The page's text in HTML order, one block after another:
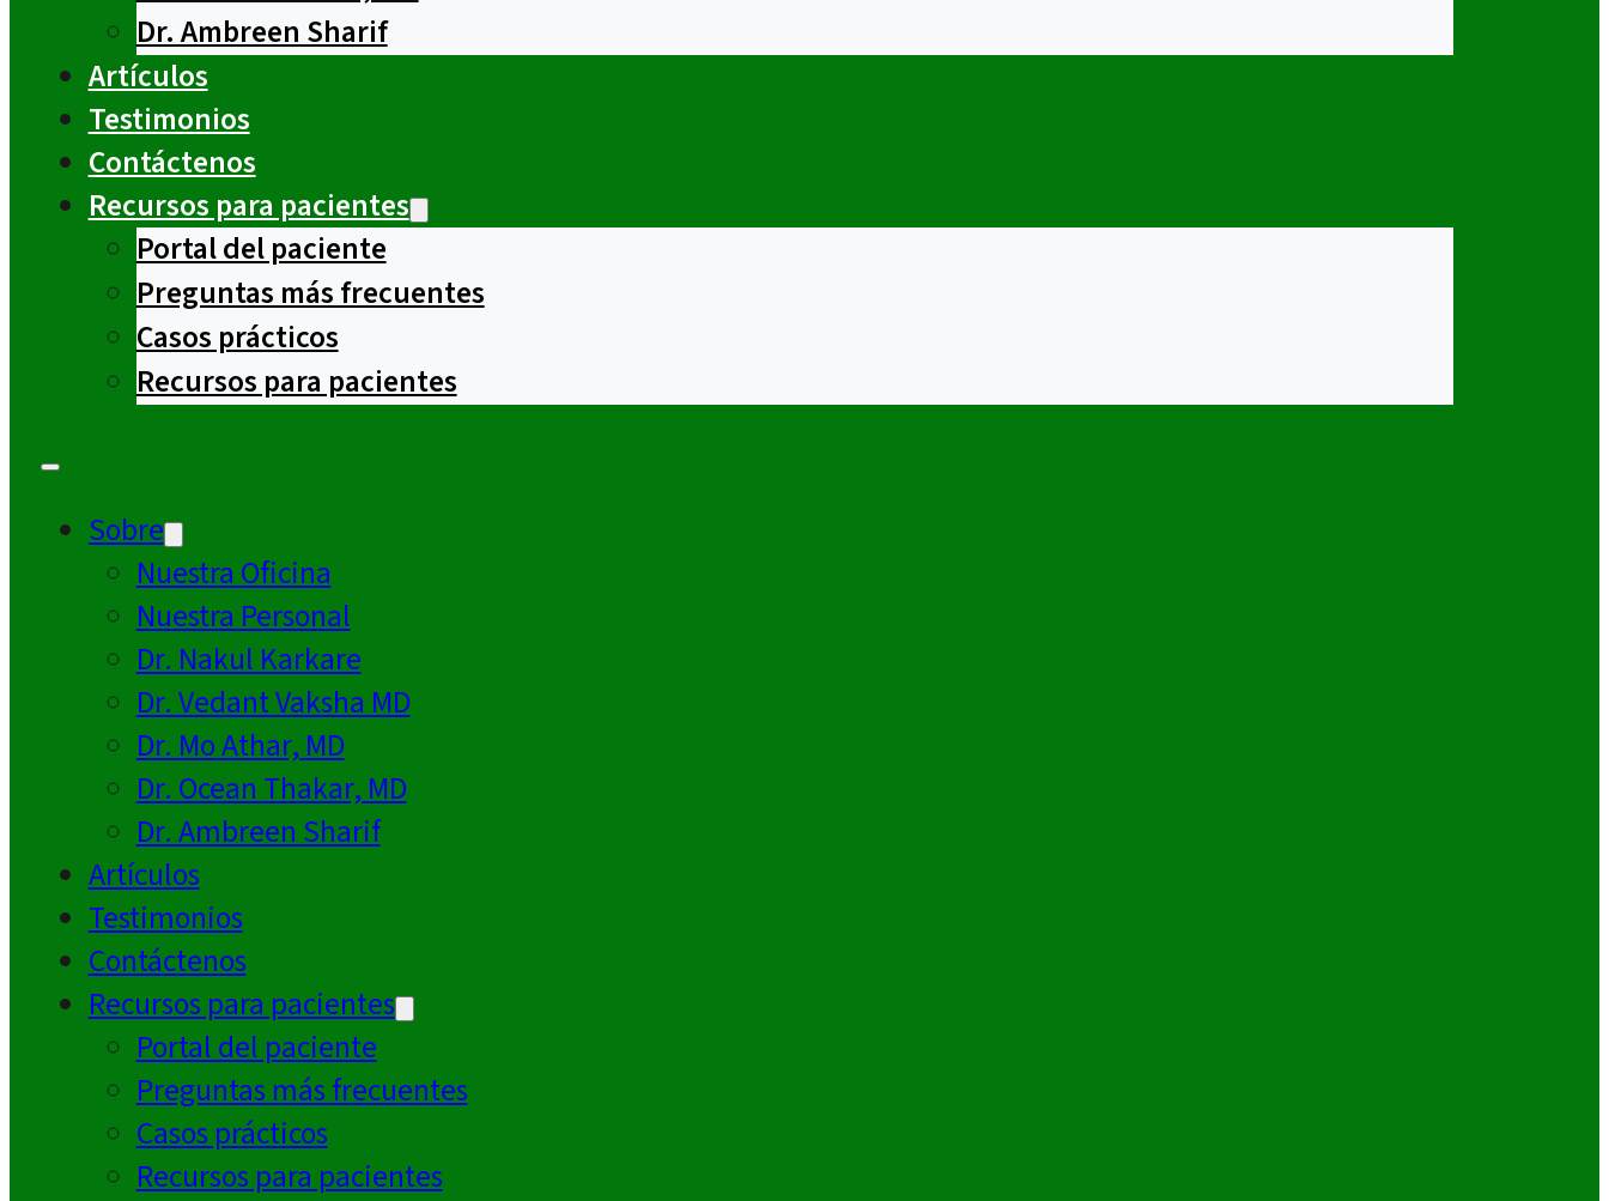
Dr. Ambreen Sharif
Artículos
Testimonios
Contáctenos
Recursos para pacientes
Portal del paciente
Preguntas más frecuentes
Casos prácticos
Recursos para pacientes
Sobre
Nuestra Oficina
Nuestra Personal
Dr. Nakul Karkare
Dr. Vedant Vaksha MD
Dr. Mo Athar, MD
Dr. Ocean Thakar, MD
Dr. Ambreen Sharif
Artículos
Testimonios
Contáctenos
Recursos para pacientes
Portal del paciente
Preguntas más frecuentes
Casos prácticos
Recursos para pacientes